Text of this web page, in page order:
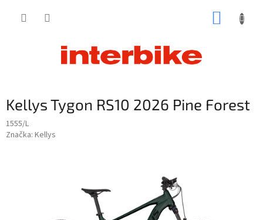
Kellys Tygon RS10 2026 Pine Forest
1555/L
Značka: Kellys